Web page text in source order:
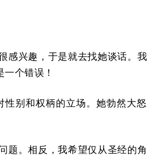
感兴趣，于是就去找她谈话。
个错误！
别和权柄的立场。她勃然大
题。相反，我希望仅从圣经的